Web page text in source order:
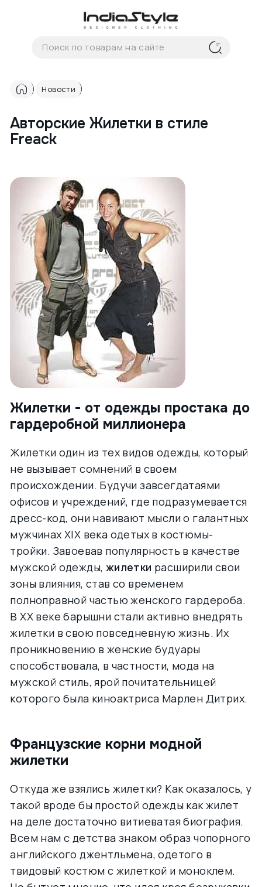
Корзина
В корзиненеттоваров
Корзина покупок пуста..
Новости
Авторские Жилетки в стиле
Freack
Жилетки - от одежды простака до
гардеробной миллионера
Жилетки один из тех видов одежды, который
не вызывает сомнений в своем
происхождении. Будучи завсегдатаями
офисов и учреждений, где подразумевается
дресс-код, они навивают мысли о галантных
мужчинах XIX века одетых в костюмы-
тройки. Завоевав популярность в качестве
мужской одежды, жилетки расширили свои
зоны влияния, став со временем
полноправной частью женского гардероба.
В ХХ веке барышни стали активно внедрять
жилетки в свою повседневную жизнь. Их
проникновению в женские будуары
способствовала, в частности, мода на
мужской стиль, ярой почитательницей
которого была киноактриса Марлен Дитрих.
Французские корни модной
жилетки
Откуда же взялись жилетки? Как оказалось, у
такой вроде бы простой одежды как жилет
на деле достаточно витиеватая биография.
Всем нам с детства знаком образ чопорного
английского джентльмена, одетого в
твидовый костюм с жилеткой и моноклем.